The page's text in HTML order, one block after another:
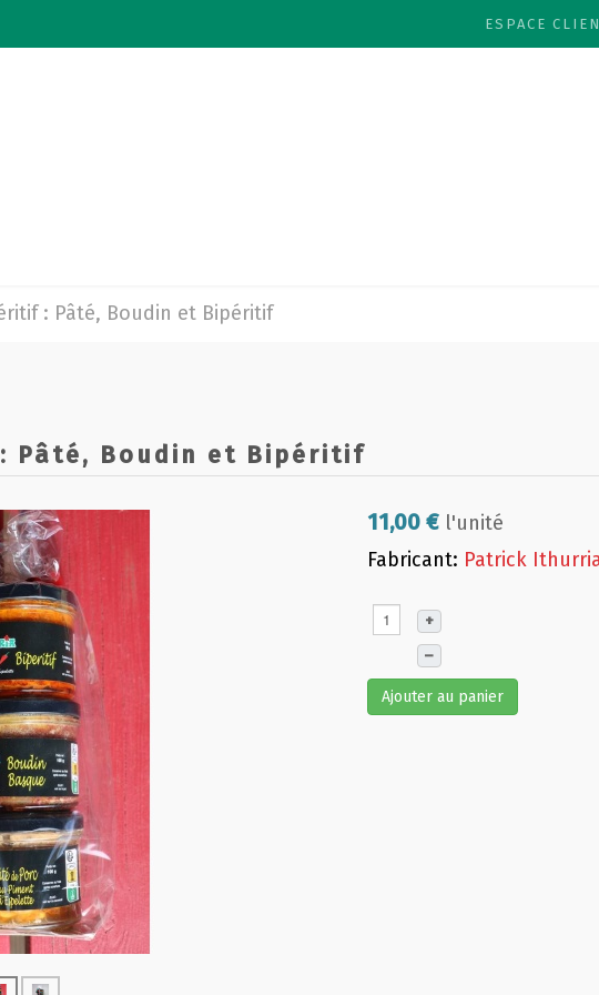
ESPACE
: Pâté, Boudin et Bipéritif
Pâté, Boudin et Bipéritif
11,00 € l'unité
Fabricant: Patrick
+
–
Ajouter au panier